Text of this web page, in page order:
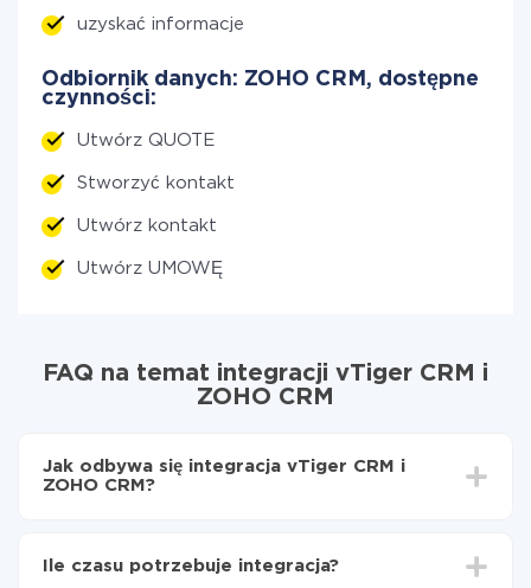
uzyskać informacje
Odbiornik danych: ZOHO CRM, dostępne
czynności:
Utwórz QUOTE
Stworzyć kontakt
Utwórz kontakt
Utwórz UMOWĘ
FAQ na temat integracji vTiger CRM i
ZOHO CRM
Jak odbywa się integracja vTiger CRM i
ZOHO CRM?
ZOHO CRM
Ile czasu potrzebuje integracja?